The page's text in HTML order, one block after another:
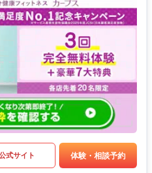
式サイト 体験・相談予約